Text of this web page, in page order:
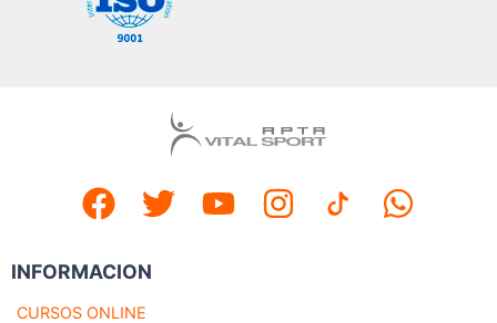
INFORMACION
CURSOS ONLINE